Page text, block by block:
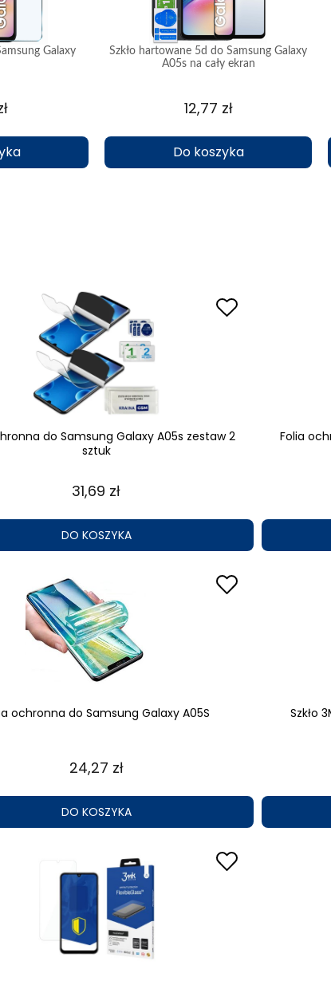
Galaxy
Szkło hartowane 5d do Samsung Galaxy
A05s na cały ekran
12,77 zł
Do koszyka
do Samsung Galaxy A05s zestaw 2
sztuk
31,69 zł
DO KOSZYKA
Folia
ochronna do Samsung Galaxy A05S
24,27 zł
DO KOSZYKA
Szkło